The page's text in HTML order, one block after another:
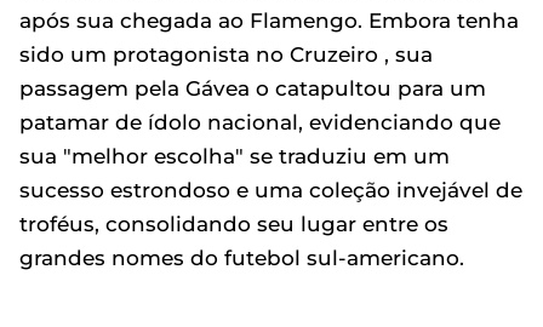
após sua chegada ao Flamengo. Embora tenha
sido um protagonista no Cruzeiro , sua
passagem pela Gávea o catapultou para um
patamar de ídolo nacional, evidenciando que
sua "melhor escolha" se traduziu em um
sucesso estrondoso e uma coleção invejável de
troféus, consolidando seu lugar entre os
grandes nomes do futebol sul-americano.